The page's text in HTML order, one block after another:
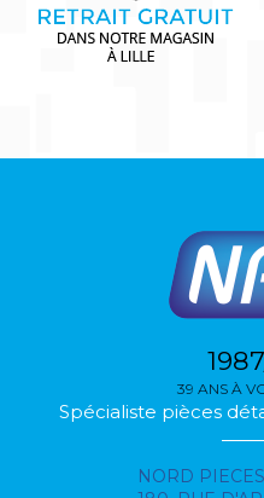
39 ANS À
Spécialiste pièces
NORD